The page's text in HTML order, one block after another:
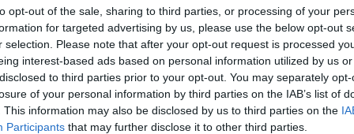
opt-out of the sale, sharing to third parties, or processing of your
for targeted advertising by us, please use the below opt-out
selection. Please note that after your opt-out request is processed
interest-based ads based on personal information utilized by us
to third parties prior to your opt-out. You may separately
of your personal information by third parties on the IAB’s list of
This information may also be disclosed by us to third parties on the
Participants that may further disclose it to other third parties.
duramente per un mese e
questo si è visto». Intanto Maria De
a «Tv Sorrisi e Canzoni» (in edicola oggi)
«C'è posta per te» nacque nel 1999
recando a un incontro con l'allora
Pubblica Istruzione Luigi Berlinguer.
e fermata sulle scale del
Rudy Giuliani a Come States?
Trump, Meloni e la strategia
americana